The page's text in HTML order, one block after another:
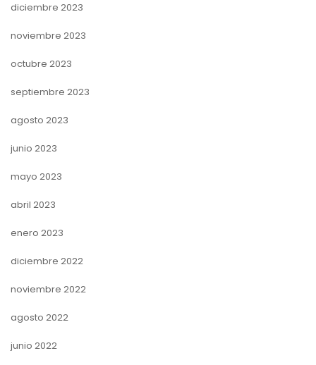
diciembre 2023
noviembre 2023
octubre 2023
septiembre 2023
agosto 2023
junio 2023
mayo 2023
abril 2023
enero 2023
diciembre 2022
noviembre 2022
agosto 2022
junio 2022